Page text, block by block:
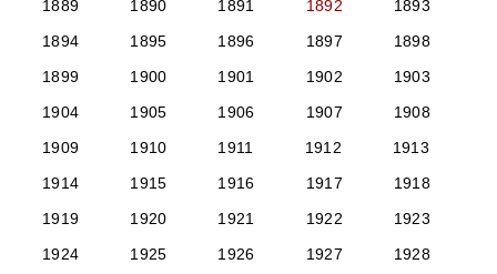
1889
1890 1891 1892
1893
1894
1895 1896 1897
1898
1899
1900 1901 1902
1903
1904
1905 1906 1907
1908
1909
1910 1911 1912
1913
1914
1915 1916 1917
1918
1919
1920 1921 1922
1923
1924
1925 1926 1927
1928